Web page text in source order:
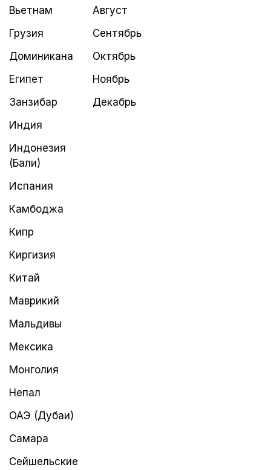
Вьетнам
Грузия
Доминикана
Египет
Занзибар
Индия
Индонезия
(Бали)
Испания
Камбоджа
Кипр
Киргизия
Китай
Маврикий
Мальдивы
Мексика
Монголия
Непал
ОАЭ (Дубаи)
Самара
Сейшельские
Август
Сентябрь
Октябрь
Ноябрь
Декабрь